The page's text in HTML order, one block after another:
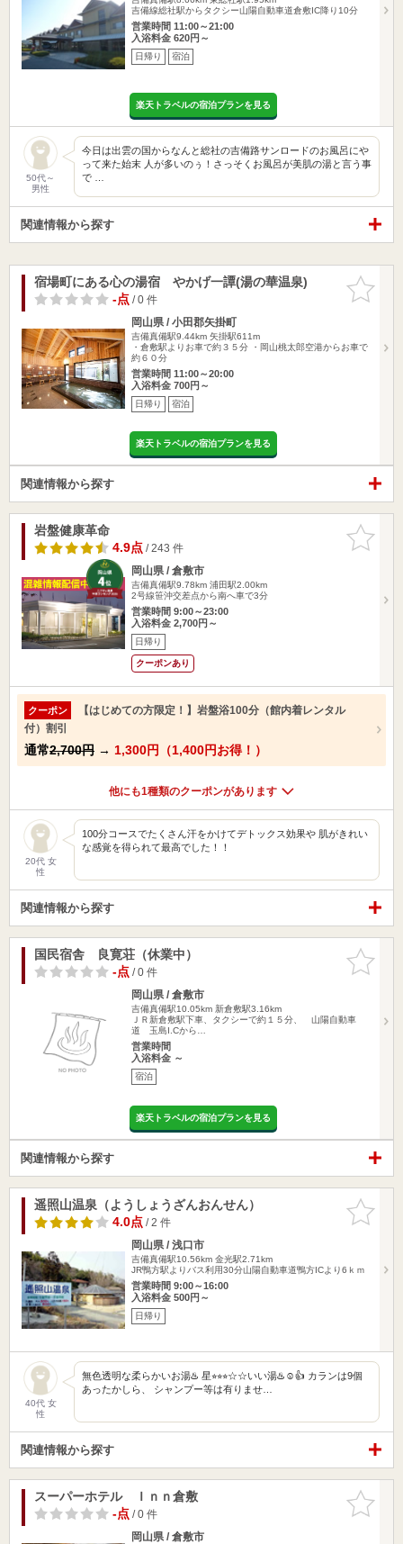
吉備線総社駅からタクシー山陽自動車道倉敷IC降り10分
営業時間 11:00～21:00
入浴料金 620円～
日帰り 宿泊
楽天トラベルの宿泊プランを見る
50代～
男性
今日は出雲の国からなんと総社の吉備路サンロードのお風呂にや
って来た始末 人が多いのぅ！さっそくお風呂が美肌の湯と言う事
で …
関連情報から探す
お気に入
りに追加
宿場町にある心の湯宿 やかげ一譚(湯の華温泉)
-点/ 0 件
岡山県 / 小田郡矢掛町
吉備真備駅9.44km 矢掛駅611m
・倉敷駅よりお車で約３５分 ・岡山桃太郎空港からお車で
約６０分
営業時間 11:00～20:00
入浴料金 700円～
日帰り 宿泊
楽天トラベルの宿泊プランを見る
関連情報から探す
お気に入
りに追加
岩盤健康革命
4.9点/ 243 件
岡山県 / 倉敷市
吉備真備駅9.78km 浦田駅2.00km
2号線笹沖交差点から南へ車で3分
営業時間 9:00～23:00
入浴料金 2,700円～
日帰り
クーポンあり
クーポン
【はじめての方限定！】岩盤浴100分（館内着レンタル
付）割引
通常2,700円 → 1,300円（1,400円お得！）
他にも1種類のクーポンがあります
20代 女
性
100分コースでたくさん汗をかけてデトックス効果や 肌がきれい
な感覚を得られて最高でした！！
関連情報から探す
お気に入
りに追加
国民宿舎 良寛荘（休業中）
-点/ 0 件
岡山県 / 倉敷市
吉備真備駅10.05km 新倉敷駅3.16km
ＪＲ新倉敷駅下車、タクシーで約１５分、 山陽自動車
道 玉島I.Cから…
営業時間
入浴料金 ～
宿泊
楽天トラベルの宿泊プランを見る
関連情報から探す
お気に入
りに追加
遥照山温泉（ようしょうざんおんせん）
4.0点/ 2 件
岡山県 / 浅口市
吉備真備駅10.56km 金光駅2.71km
JR鴨方駅よりバス利用30分山陽自動車道鴨方ICより6ｋｍ
営業時間 9:00～16:00
入浴料金 500円～
日帰り
40代 女
性
無色透明な柔らかいお湯♨️ 星⭐︎⭐︎⭐︎☆☆いい湯♨️☺️👍 カランは9個
あったかしら、 シャンプー等は有りませ…
関連情報から探す
お気に入
りに追加
スーパーホテル Ｉｎｎ倉敷
-点/ 0 件
岡山県 / 倉敷市